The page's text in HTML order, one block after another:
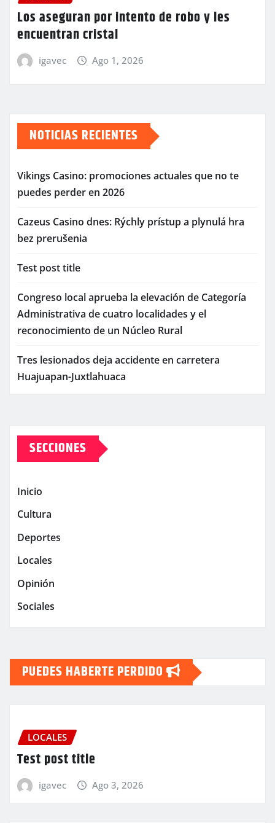
Los aseguran por intento de robo y les
encuentran cristal
igavec Ago 1, 2026
NOTICIAS RECIENTES
Vikings Casino: promociones actuales que no te
puedes perder en 2026
Cazeus Casino dnes: Rýchly prístup a plynulá hra
bez prerušenia
Test post title
Congreso local aprueba la elevación de Categoría
Administrativa de cuatro localidades y el
reconocimiento de un Núcleo Rural
Tres lesionados deja accidente en carretera
Huajuapan-Juxtlahuaca
SECCIONES
Inicio
Cultura
Deportes
Locales
Opinión
Sociales
PUEDES HABERTE PERDIDO
LOCALES
Test post title
igavec Ago 3, 2026